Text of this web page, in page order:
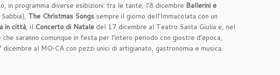
in programma diverse esibizioni: tra le tante, l’8 dicembre Ballerini e
The Christmas Songs sempre il giorno dell’Immacolata con un
in città, il Concerto di Natale del 17 dicembre al Teatro Santa Giulia e, nel
saranno comunque in festa per l’intero periodo con giostre d’epoca,
al MO•CA con pezzi unici di artigianato, gastronomia e musica.